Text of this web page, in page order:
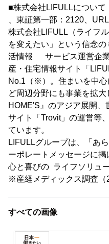
■株式会社LIFULLについて
、東証第一部：2120、
株式会社LIFULL（ライフ
を変えたい」という信念
活情報 サービス運営企業
産・住宅情報サイト「
No.1（※）。住まいを中
ど周辺分野にも事業を拡
HOME'S』のアジア展開
サイト「Trovit」の運営等
ています。
LIFULLグループは、「あ
ーポレートメッセージに
心と喜びの ライフソリュ
※産経メディックス調査（
すべての画像